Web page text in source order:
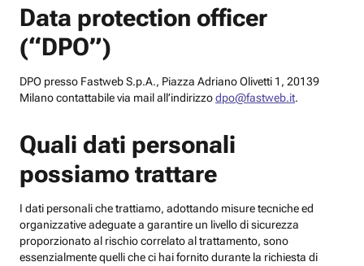
Data protection officer
(“DPO”)
DPO presso Fastweb S.p.A., Piazza Adriano Olivetti 1, 20139
Milano contattabile via mail all’indirizzodpo@fastweb.it.
Quali dati personali
possiamo trattare
I dati personali che trattiamo, adottando misure tecniche ed
organizzative adeguate a garantire un livello di sicurezza
proporzionato al rischio correlato al trattamento, sono
essenzialmente quelli che ci hai fornito durante la richiesta di